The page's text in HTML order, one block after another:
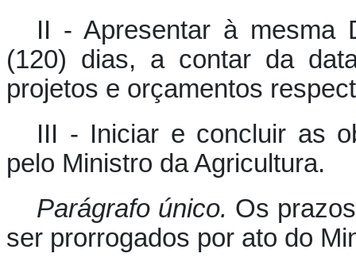
II - Apresentar à mesma
(120) dias, a contar da
projetos e orçamentos
III - Iniciar e concluir as
pelo Ministro da Agricultura.
Parágrafo único. Os
ser prorrogados por ato do